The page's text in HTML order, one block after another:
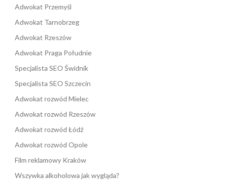
Adwokat Przemyśl
Adwokat Tarnobrzeg
Adwokat Rzeszów
Adwokat Praga Południe
Specjalista SEO Świdnik
Specjalista SEO Szczecin
Adwokat rozwód Mielec
Adwokat rozwód Rzeszów
Adwokat rozwód Łódź
Adwokat rozwód Opole
Film reklamowy Kraków
Wszywka alkoholowa jak wygląda?